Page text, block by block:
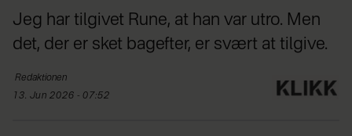
Jeg har tilgivet Rune, at han var utro. Men
det, der er sket bagefter, er svært at tilgive.
Redaktionen
13. Jun 2026 - 07:52